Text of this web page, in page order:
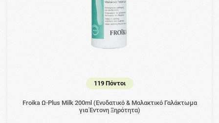
119 Πόντοι
Froika Ω-Plus Milk 200ml (Ενυδατικό & Μαλακτικό Γαλάκτωμα
για Έντονη Ξηρότητα)